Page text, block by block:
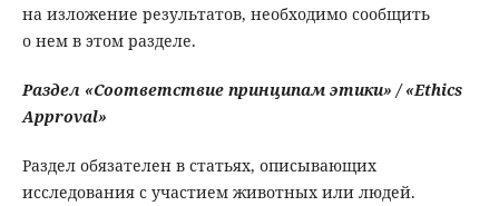
на изложение результатов, необходимо сообщить
о нем в этом разделе.
Раздел «Соответствие принципам этики» / «Ethics
Approval»
Раздел обязателен в статьях, описывающих
исследования с участием животных или людей.